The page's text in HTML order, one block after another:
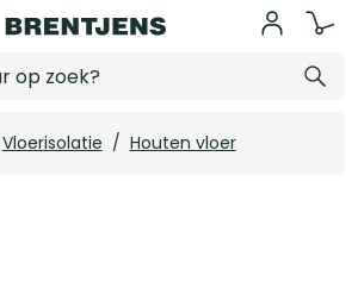
Vloerisolatie / Houten vloer
prijzen